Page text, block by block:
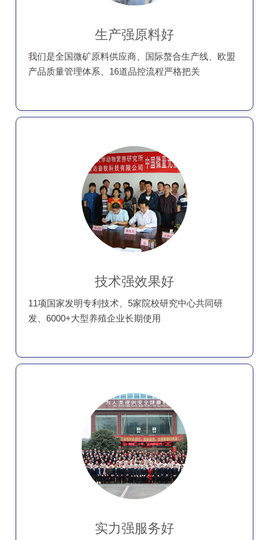
生产强原料好
我们是全国微矿原料供应商、国际螯合生产线、欧盟
产品质量管理体系、16道品控流程严格把关
技术强效果好
11项国家发明专利技术、5家院校研究中心共同研
发、6000+大型养殖企业长期使用
实力强服务好